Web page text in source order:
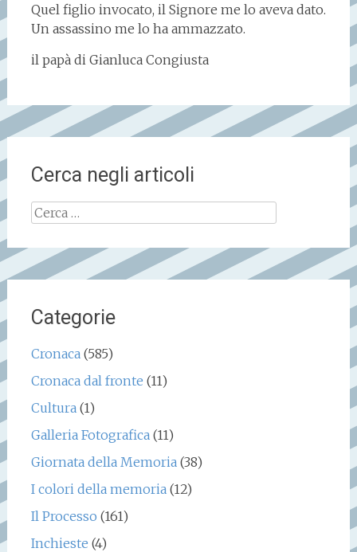
Quel figlio invocato, il Signore me lo aveva dato.
Un assassino me lo ha ammazzato.
il papà di Gianluca Congiusta
Cerca negli articoli
Ricerca
per:
Categorie
Cronaca (585)
Cronaca dal fronte (11)
Cultura (1)
Galleria Fotografica (11)
Giornata della Memoria (38)
I colori della memoria (12)
Il Processo (161)
Inchieste (4)